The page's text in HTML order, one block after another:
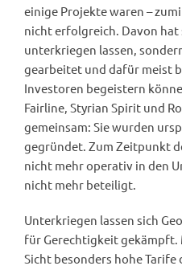
einige Projekte waren –
nicht erfolgreich. Davon hat
unterkriegen lassen,
gearbeitet und dafür meist
Investoren begeistern
Fairline, Styrian Spirit und
gemeinsam: Sie wurden
gegründet. Zum Zeitpunkt
nicht mehr operativ in den
nicht mehr beteiligt.
Unterkriegen lassen sich
für Gerechtigkeit gekämpft.
Sicht besonders hohe